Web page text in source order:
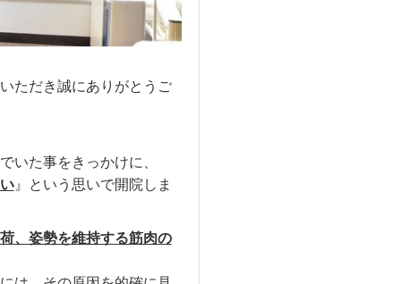
ただき誠にありがとうご
いた事をきっかけに、
』という思いで開院しま
、姿勢を維持する筋肉の